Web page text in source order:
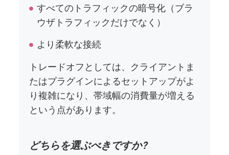
すべてのトラフィックの暗号化（ブラ
ウザトラフィックだけでなく）
より柔軟な接続
トレードオフとしては、クライアントま
たはプラグインによるセットアップがよ
り複雑になり、帯域幅の消費量が増える
という点があります。
どちらを選ぶべきですか?